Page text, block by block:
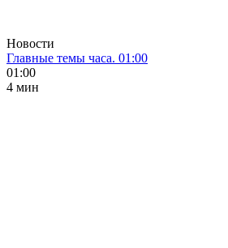
Новости
Главные темы часа. 01:00
01:00
4 мин